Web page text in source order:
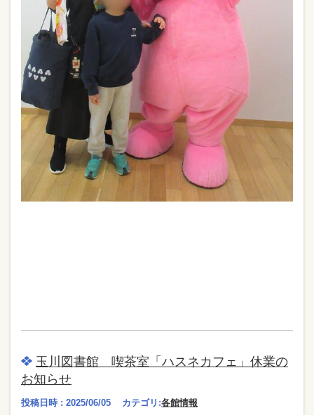
玉川図書館 喫茶室「ハスネカフェ」休業の
お知らせ
投稿日時 : 2025/06/05 カテゴリ:各館情報